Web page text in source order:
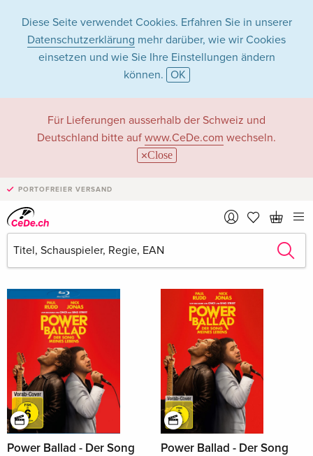
Diese Seite verwendet Cookies. Erfahren Sie in unserer
Datenschutzerklärung mehr darüber, wie wir Cookies
einsetzen und wie Sie Ihre Einstellungen ändern
können. OK
Für Lieferungen ausserhalb der Schweiz und
Deutschland bitte auf www.CeDe.com wechseln.
Close
PORTOFREIER VERSAND
Rory Keenan in
Filme - Alle Formate
Rory Keenan als Schauspieler/in
Alle 18 Treffer anzeigen
Power Ballad - Der Song
Power Ballad - Der Song